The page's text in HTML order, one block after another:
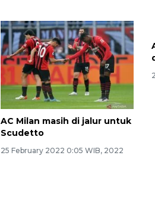
AC Milan masih di jalur untuk
Scudetto
25 February 2022 0:05 WIB, 2022